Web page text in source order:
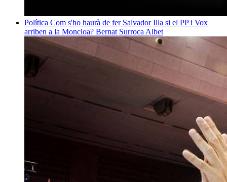
Política Com s'ho haurà de fer Salvador Illa si el PP i Vox
arriben a la Moncloa? Bernat Surroca Albet